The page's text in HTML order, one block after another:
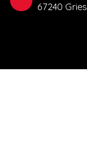
67240 Gries